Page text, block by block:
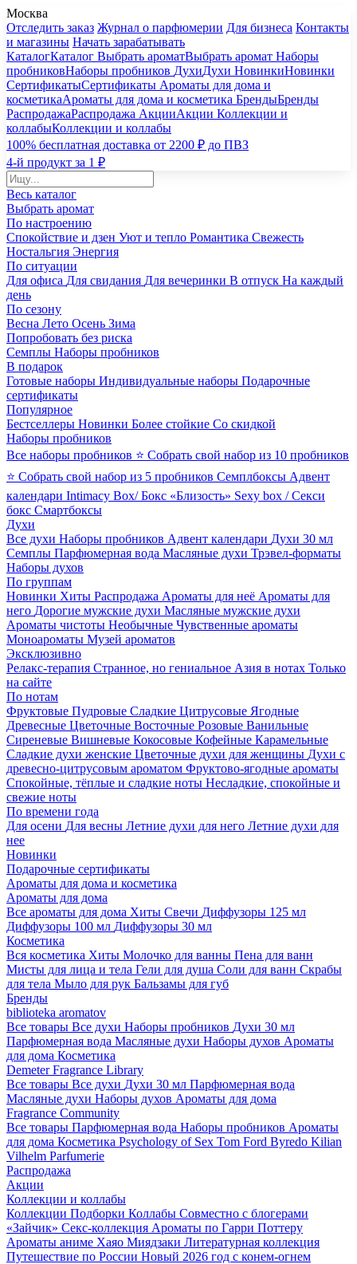
Москва
Отследить заказ Журнал о парфюмерии Для бизнеса Контакты
и магазины Начать зарабатывать
КаталогКаталог Выбрать ароматВыбрать аромат Наборы
пробниковНаборы пробников ДухиДухи НовинкиНовинки
СертификатыСертификаты Ароматы для дома и
косметикаАроматы для дома и косметика БрендыБренды
РаспродажаРаспродажа АкцииАкции Коллекции и
коллабыКоллекции и коллабы
100% бесплатная доставка от 2200 ₽ до ПВЗ
4-й продукт за 1 ₽
Весь каталог
Выбрать аромат
По настроению
Спокойствие и дзен Уют и тепло Романтика Свежесть
Ностальгия Энергия
По ситуации
Для офиса Для свидания Для вечеринки В отпуск На каждый
день
По сезону
Весна Лето Осень Зима
Попробовать без риска
Семплы Наборы пробников
В подарок
Готовые наборы Индивидуальные наборы Подарочные
сертификаты
Популярное
Бестселлеры Новинки Более стойкие Со скидкой
Наборы пробников
Все наборы пробников ⭐ Собрать свой набор из 10 пробников
⭐ Собрать свой набор из 5 пробников Семплбоксы Адвент
календари Intimacy Box/ Бокс «Близость» Sexy box / Секси
бокс Смартбоксы
Духи
Все духи Наборы пробников Адвент календари Духи 30 мл
Семплы Парфюмерная вода Масляные духи Трэвел-форматы
Наборы духов
По группам
Новинки Хиты Распродажа Ароматы для неё Ароматы для
него Дорогие мужские духи Масляные мужские духи
Ароматы чистоты Необычные Чувственные ароматы
Моноароматы Музей ароматов
Эксклюзивно
Релакс-терапия Странное, но гениальное Азия в нотах Только
на сайте
По нотам
Фруктовые Пудровые Сладкие Цитрусовые Ягодные
Древесные Цветочные Восточные Розовые Ванильные
Сиреневые Вишневые Кокосовые Кофейные Карамельные
Сладкие духи женские Цветочные духи для женщины Духи с
древесно-цитрусовым ароматом Фруктово-ягодные ароматы
Спокойные, тёплые и сладкие ноты Несладкие, спокойные и
свежие ноты
По времени года
Для осени Для весны Летние духи для него Летние духи для
нее
Новинки
Подарочные сертификаты
Ароматы для дома и косметика
Ароматы для дома
Все ароматы для дома Хиты Свечи Диффузоры 125 мл
Диффузоры 100 мл Диффузоры 30 мл
Косметика
Вся косметика Хиты Молочко для ванны Пена для ванн
Мисты для лица и тела Гели для душа Соли для ванн Скрабы
для тела Мыло для рук Бальзамы для губ
Бренды
biblioteka aromatov
Все товары Все духи Наборы пробников Духи 30 мл
Парфюмерная вода Масляные духи Наборы духов Ароматы
для дома Косметика
Demeter Fragrance Library
Все товары Все духи Духи 30 мл Парфюмерная вода
Масляные духи Наборы духов Ароматы для дома
Fragrance Community
Все товары Парфюмерная вода Наборы пробников Ароматы
для дома Косметика Psychology of Sex Tom Ford Byredo Kilian
Vilhelm Parfumerie
Распродажа
Акции
Коллекции и коллабы
Коллекции Подборки Коллабы Совместно с блогерами
«Зайчик» Секс-коллекция Ароматы по Гарри Поттеру
Ароматы аниме Хаяо Миядзаки Литературная коллекция
Путешествие по России Новый 2026 год с конем-огнем